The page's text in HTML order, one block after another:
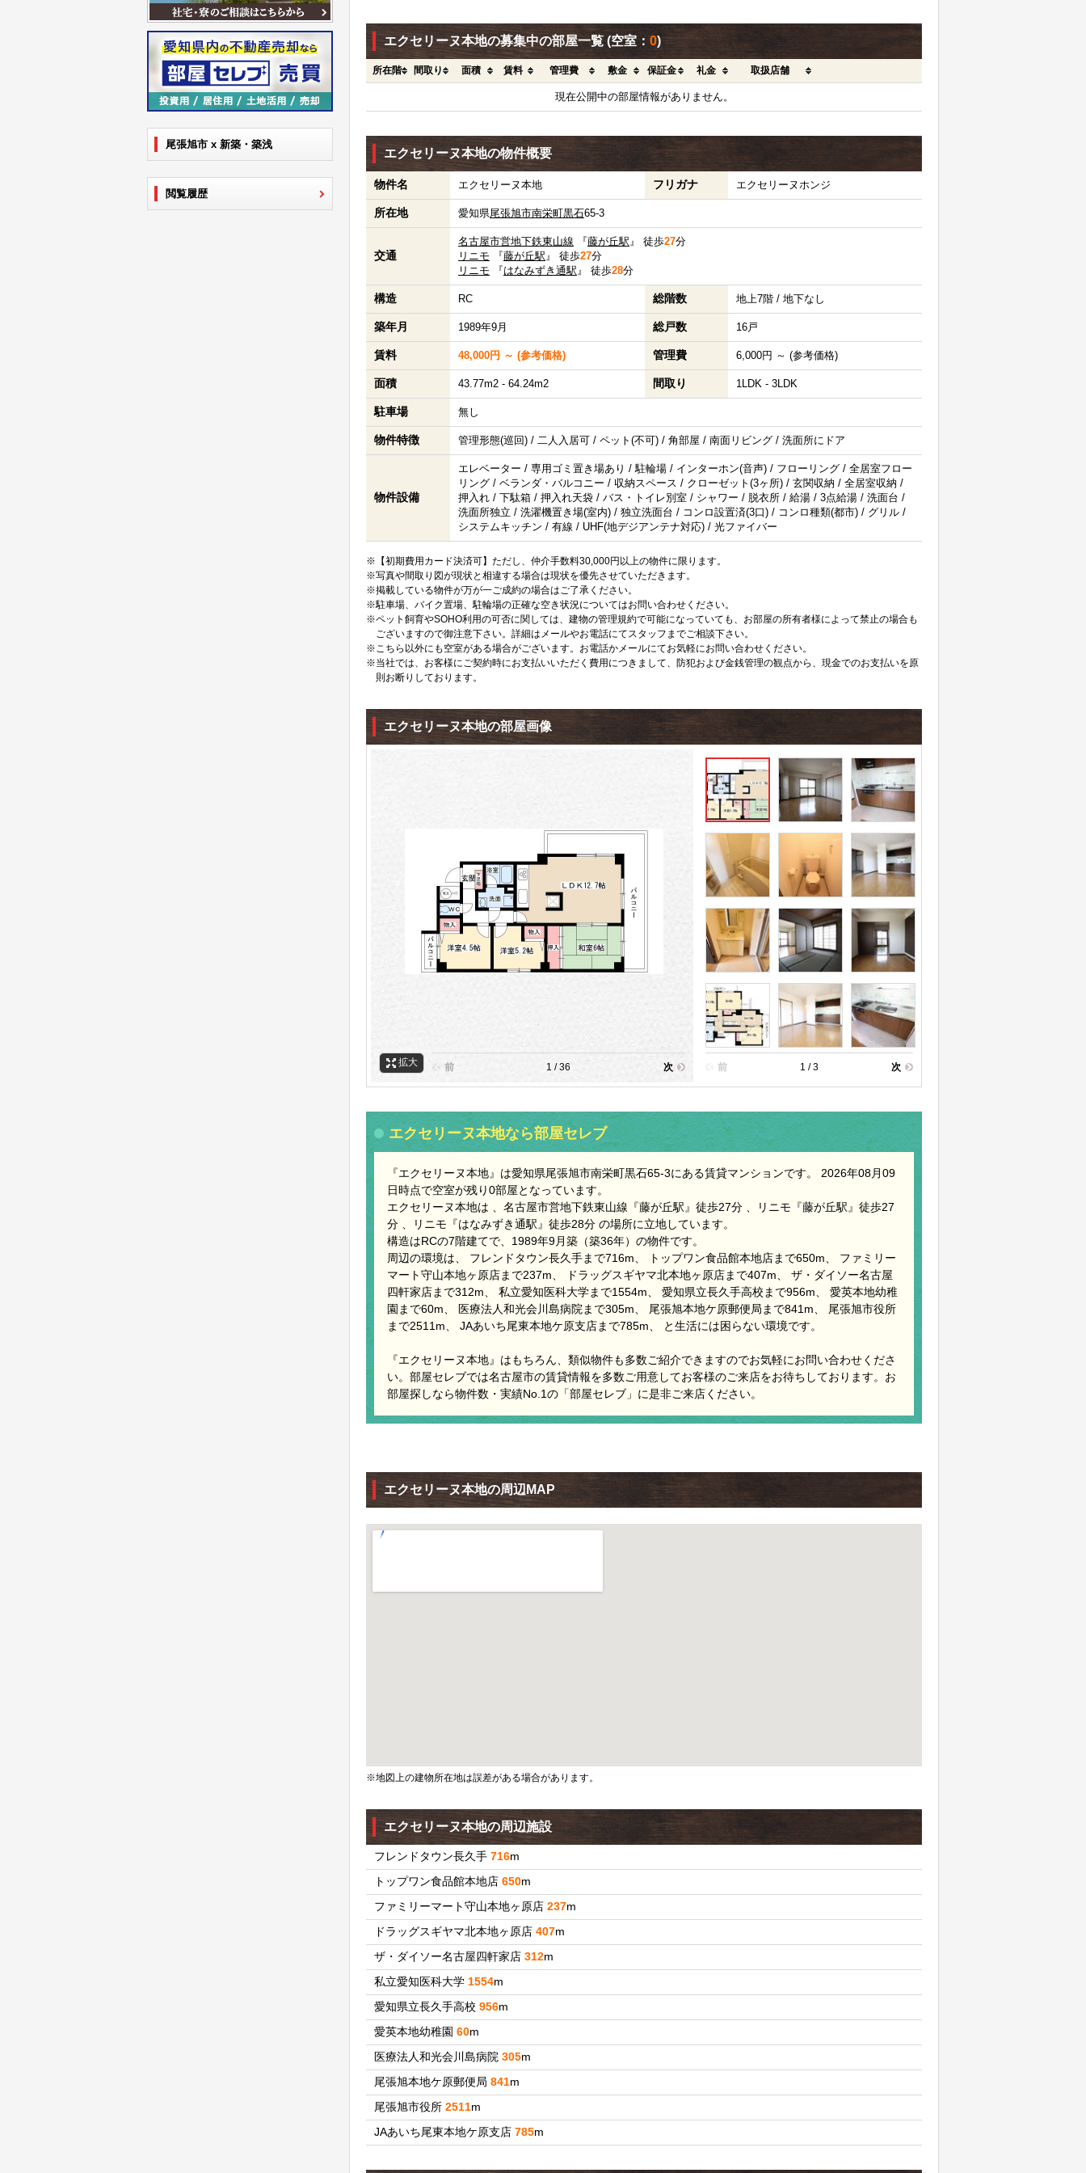
尾張旭市 x 新築・築浅
閲覧履歴
エクセリーヌ本地の募集中の部屋一覧 (空室： 0)
所在階 間取り 面積 賃料 管理費 敷金 保証金 礼金 取扱店舗
現在公開中の部屋情報がありません。
エクセリーヌ本地の物件概要
物件名 エクセリーヌ本地 フリガナ エクセリーヌホンジ
所在地 愛知県尾張旭市南栄町黒石65-3
交通
名古屋市営地下鉄東山線 『藤が丘駅』 徒歩27分
リニモ 『藤が丘駅』 徒歩27分
リニモ 『はなみずき通駅』 徒歩28分
構造 RC 総階数 地上7階 / 地下なし
築年月 1989年9月 総戸数 16戸
賃料 48,000円 ～ (参考価格) 管理費 6,000円 ～ (参考価格)
面積 43.77m2 - 64.24m2 間取り 1LDK - 3LDK
駐車場 無し
物件特徴 管理形態(巡回) / 二人入居可 / ペット(不可) / 角部屋 / 南面リビング / 洗面所にドア
物件設備
エレベーター / 専用ゴミ置き場あり / 駐輪場 / インターホン(音声) / フローリング / 全居室フロー
リング / ベランダ・バルコニー / 収納スペース / クローゼット(3ヶ所) / 玄関収納 / 全居室収納 /
押入れ / 下駄箱 / 押入れ天袋 / バス・トイレ別室 / シャワー / 脱衣所 / 給湯 / 3点給湯 / 洗面台 /
洗面所独立 / 洗濯機置き場(室内) / 独立洗面台 / コンロ設置済(3口) / コンロ種類(都市) / グリル /
システムキッチン / 有線 / UHF(地デジアンテナ対応) / 光ファイバー
※【初期費用カード決済可】ただし、仲介手数料30,000円以上の物件に限ります。
※写真や間取り図が現状と相違する場合は現状を優先させていただきます。
※掲載している物件が万が一ご成約の場合はご了承ください。
※駐車場、バイク置場、駐輪場の正確な空き状況についてはお問い合わせください。
※ペット飼育やSOHO利用の可否に関しては、建物の管理規約で可能になっていても、お部屋の所有者様によって禁止の場合も
ございますので御注意下さい。詳細はメールやお電話にてスタッフまでご相談下さい。
※こちら以外にも空室がある場合がございます。お電話かメールにてお気軽にお問い合わせください。
※当社では、お客様にご契約時にお支払いいただく費用につきまして、防犯および金銭管理の観点から、現金でのお支払いを原
則お断りしております。
エクセリーヌ本地の部屋画像
拡大 前 1 / 36 次 前 1 / 3 次
エクセリーヌ本地なら部屋セレブ
『エクセリーヌ本地』は愛知県尾張旭市南栄町黒石65-3にある賃貸マンションです。 2026年08月09
日時点で空室が残り0部屋となっています。
エクセリーヌ本地は 、名古屋市営地下鉄東山線『藤が丘駅』徒歩27分 、リニモ『藤が丘駅』徒歩27
分 、リニモ『はなみずき通駅』徒歩28分 の場所に立地しています。
構造はRCの7階建てで、1989年9月築（築36年）の物件です。
周辺の環境は、 フレンドタウン長久手まで716m、 トップワン食品館本地店まで650m、 ファミリー
マート守山本地ヶ原店まで237m、 ドラッグスギヤマ北本地ヶ原店まで407m、 ザ・ダイソー名古屋
四軒家店まで312m、 私立愛知医科大学まで1554m、 愛知県立長久手高校まで956m、 愛英本地幼稚
園まで60m、 医療法人和光会川島病院まで305m、 尾張旭本地ケ原郵便局まで841m、 尾張旭市役所
まで2511m、 JAあいち尾東本地ケ原支店まで785m、 と生活には困らない環境です。
『エクセリーヌ本地』はもちろん、類似物件も多数ご紹介できますのでお気軽にお問い合わせくださ
い。部屋セレブでは名古屋市の賃貸情報を多数ご用意してお客様のご来店をお待ちしております。お
部屋探しなら物件数・実績No.1の「部屋セレブ」に是非ご来店ください。
エクセリーヌ本地の周辺MAP
※地図上の建物所在地は誤差がある場合があります。
エクセリーヌ本地の周辺施設
フレンドタウン長久手 716m
トップワン食品館本地店 650m
ファミリーマート守山本地ヶ原店 237m
ドラッグスギヤマ北本地ヶ原店 407m
ザ・ダイソー名古屋四軒家店 312m
私立愛知医科大学 1554m
愛知県立長久手高校 956m
愛英本地幼稚園 60m
医療法人和光会川島病院 305m
尾張旭本地ケ原郵便局 841m
尾張旭市役所 2511m
JAあいち尾東本地ケ原支店 785m